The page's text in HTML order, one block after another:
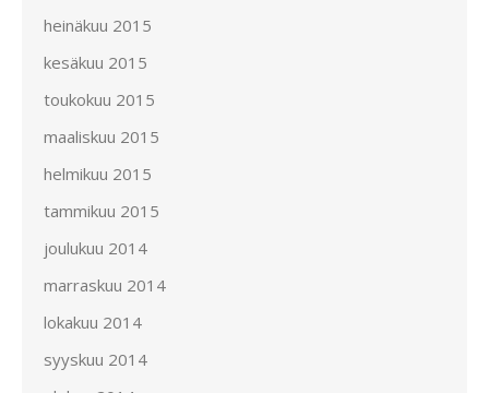
heinäkuu 2015
kesäkuu 2015
toukokuu 2015
maaliskuu 2015
helmikuu 2015
tammikuu 2015
joulukuu 2014
marraskuu 2014
lokakuu 2014
syyskuu 2014